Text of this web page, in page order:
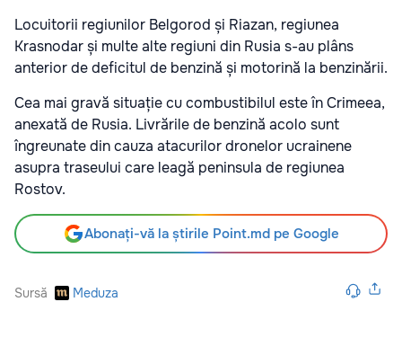
Locuitorii regiunilor Belgorod și Riazan, regiunea
Krasnodar și multe alte regiuni din Rusia s-au plâns
anterior de deficitul de benzină și motorină la benzinării.
Cea mai gravă situație cu combustibilul este în Crimeea,
anexată de Rusia. Livrările de benzină acolo sunt
îngreunate din cauza atacurilor dronelor ucrainene
asupra traseului care leagă peninsula de regiunea
Rostov.
Abonați-vă la știrile Point.md pe Google
Sursă Meduza